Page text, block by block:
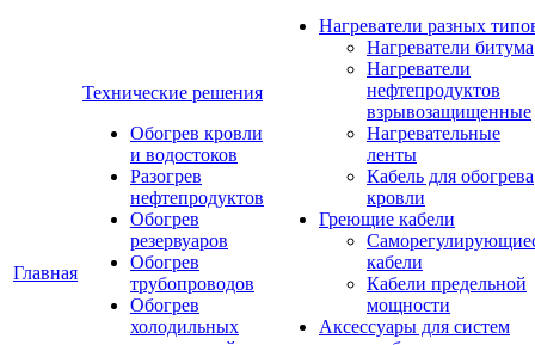
Главная
Технические решения
Обогрев кровли
и водостоков
Разогрев
нефтепродуктов
Обогрев
резервуаров
Обогрев
трубопроводов
Обогрев
холодильных
Нагреватели разных
Нагреватели битума
Нагреватели
нефтепродуктов
взрывозащищенные
Нагревательные
ленты
Кабель для обогрева
кровли
Греющие кабели
кабели
Кабели предельной
мощности
Аксессуары для систем